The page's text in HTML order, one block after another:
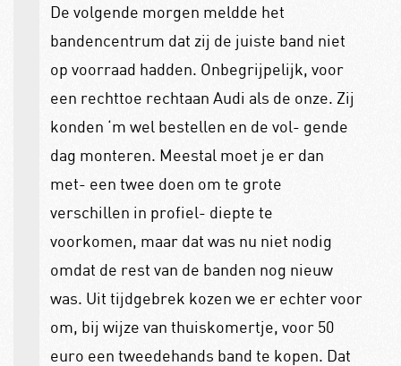
De volgende morgen meldde het
bandencentrum dat zij de juiste band niet
op voorraad hadden. Onbegrijpelijk, voor
een rechttoe rechtaan Audi als de onze. Zij
konden ‘m wel bestellen en de vol- gende
dag monteren. Meestal moet je er dan
met- een twee doen om te grote
verschillen in profiel- diepte te
voorkomen, maar dat was nu niet nodig
omdat de rest van de banden nog nieuw
was. Uit tijdgebrek kozen we er echter voor
om, bij wijze van thuiskomertje, voor 50
euro een tweedehands band te kopen. Dat